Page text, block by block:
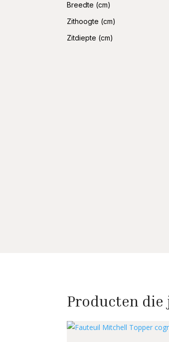
Breedte (cm)
Zithoogte (cm)
Zitdiepte (cm)
Producten